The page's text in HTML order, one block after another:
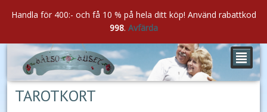
²
TAROTKORT
Handla för 400:- och få 10 % på hela ditt köp! Använd rabattkod
998. Avfärda